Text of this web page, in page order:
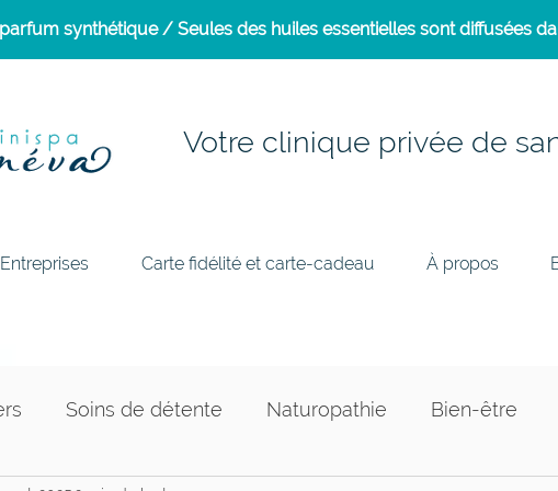
synthétique / Seules des huiles essentielles sont diffusées
Votre clinique privée de
Entreprises Carte fidélité et carte-cadeau À propos
Soins de détente Naturopathie Bien-être